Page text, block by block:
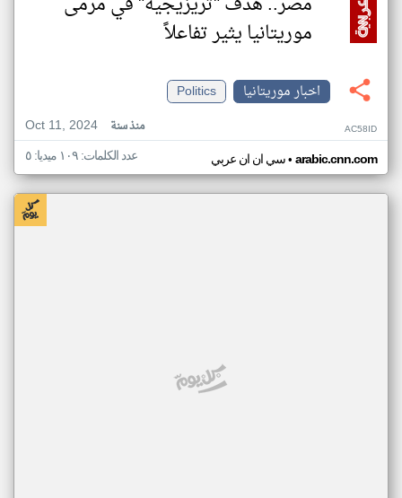
موريتانيا يثير تفاعلاً
اخبار موريتانيا
Politics
Oct 11, 2024
منذ سنة AC58ID
سي ان ان عربي• arabic.cnn.com عدد الكلمات: ١٠٩ ميديا: ٥